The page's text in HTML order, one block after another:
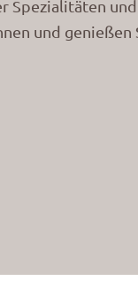
Spezialitäten und
und genießen